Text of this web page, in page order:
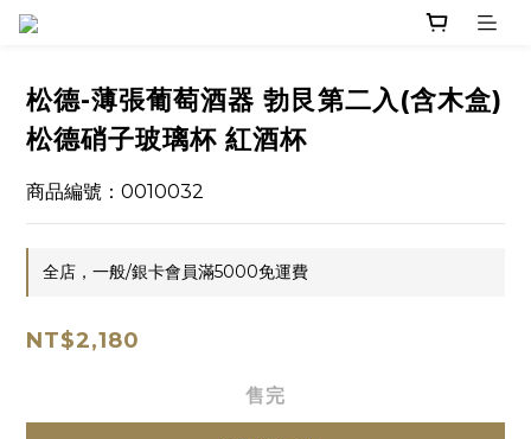
松德-薄張葡萄酒器 勃艮第二入(含木盒)
松德硝子玻璃杯 紅酒杯
商品編號：0010032
全店，一般/銀卡會員滿5000免運費
NT$2,180
售完